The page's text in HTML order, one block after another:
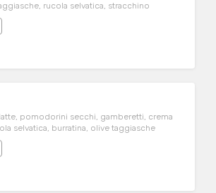
rucola selvatica, stracchino
pomodorini secchi, gamberetti, crema
selvatica, burratina, olive taggiasche